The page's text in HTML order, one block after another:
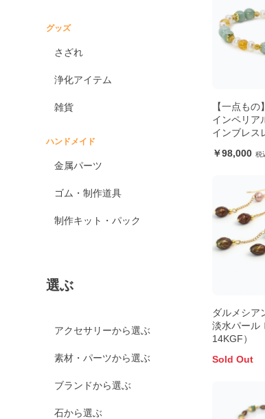
グッズ
さざれ
浄化アイテム
雑貨
ハンドメイド
金属パーツ
ゴム・制作道具
制作キット・パック
選ぶ
アクセサリーから選ぶ
素材・パーツから選ぶ
ブランドから選ぶ
石から選ぶ
【一点もの
インペリア
インブレス
98,000
ダルメシア
淡水パール
14KGF）
Sold Out